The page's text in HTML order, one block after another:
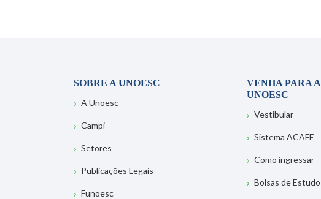
SOBRE A UNOESC
A Unoesc
Campi
Setores
Publicações Legais
Funoesc
VENHA PARA A
UNOESC
Vestibular
Sistema ACAFE
Como ingressar
Bolsas de Estudo